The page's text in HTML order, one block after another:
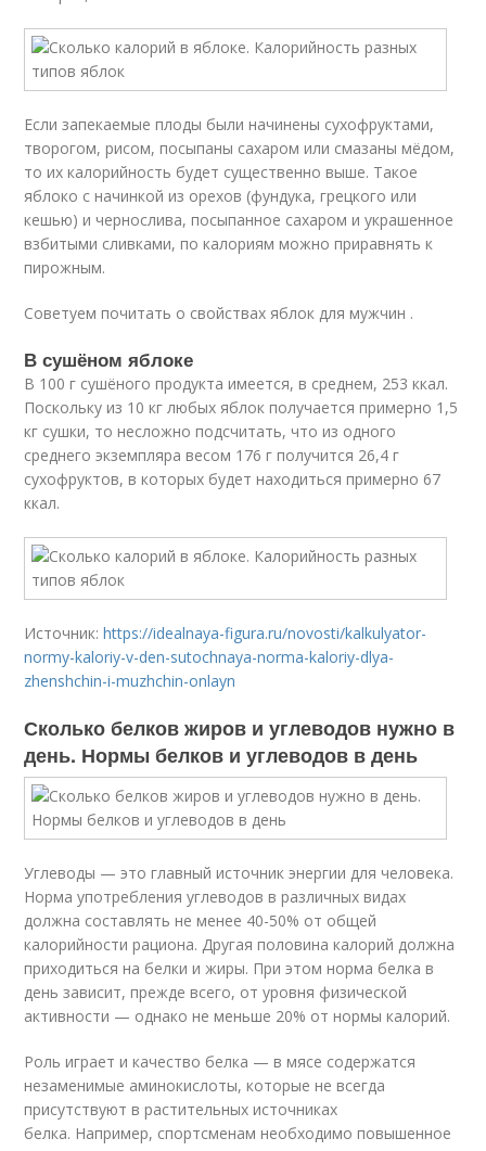
Если запекаемые плоды были начинены сухофруктами,
творогом, рисом, посыпаны сахаром или смазаны мёдом,
то их калорийность будет существенно выше. Такое
яблоко с начинкой из орехов (фундука, грецкого или
кешью) и чернослива, посыпанное сахаром и украшенное
взбитыми сливками, по калориям можно приравнять к
пирожным.
Советуем почитать о свойствах яблок для мужчин .
В сушёном яблоке
В 100 г сушёного продукта имеется, в среднем, 253 ккал.
Поскольку из 10 кг любых яблок получается примерно 1,5
кг сушки, то несложно подсчитать, что из одного
среднего экземпляра весом 176 г получится 26,4 г
сухофруктов, в которых будет находиться примерно 67
ккал.
Источник:https://idealnaya-figura.ru/novosti/kalkulyator-
normy-kaloriy-v-den-sutochnaya-norma-kaloriy-dlya-
zhenshchin-i-muzhchin-onlayn
Сколько белков жиров и углеводов нужно в
день. Нормы белков и углеводов в день
Углеводы — это главный источник энергии для человека.
Норма употребления углеводов в различных видах
должна составлять не менее 40-50% от общей
калорийности рациона. Другая половина калорий должна
приходиться на белки и жиры. При этом норма белка в
день зависит, прежде всего, от уровня физической
активности — однако не меньше 20% от нормы калорий.
Роль играет и качество белка — в мясе содержатся
незаменимые аминокислоты, которые не всегда
присутствуют в растительных источниках
белка. Например, спортсменам необходимо повышенное